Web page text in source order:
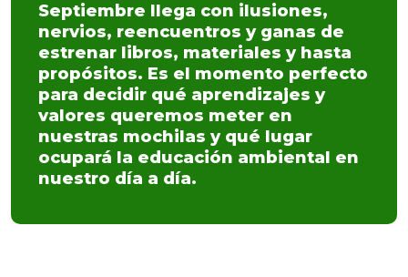
Septiembre llega con ilusiones,
nervios, reencuentros y ganas de
estrenar libros, materiales y hasta
propósitos. Es el momento perfecto
para decidir qué aprendizajes y
valores queremos meter en
nuestras mochilas y qué lugar
ocupará la educación ambiental en
nuestro día a día.